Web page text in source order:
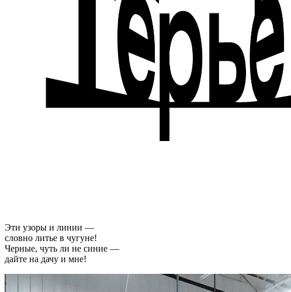
Эти узоры и линии —
словно литье в чугуне!
Черные, чуть ли не синие —
дайте на дачу и мне!